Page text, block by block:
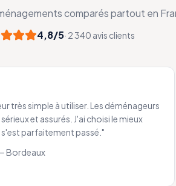
comparés partout en
4,8/5· 2 340 avis clients
très simple à utiliser. Les déménageurs
et assurés. J'ai choisi le mieux
parfaitement passé. "
Bordeaux